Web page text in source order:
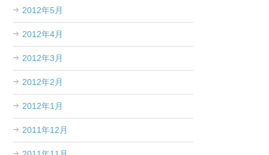
2012年5月
2012年4月
2012年3月
2012年2月
2012年1月
2011年12月